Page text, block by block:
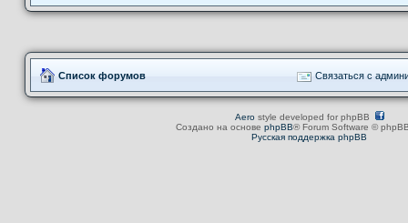
Список форумов Связаться с
Aerostyle developed for phpBB
Создано на основе phpBB® Forum Software ©
Русская поддержка phpBB